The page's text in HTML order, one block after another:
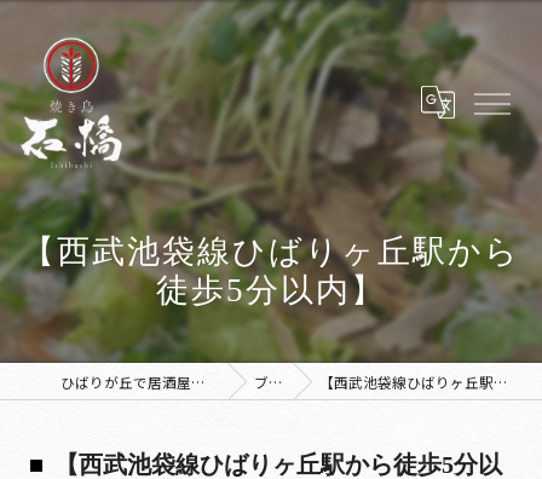
【西武池袋線ひばりヶ丘駅から
徒歩5分以内】
ひばりが丘で居酒屋なら焼き鳥 石橋 ブログ 【西武池袋線ひばりヶ丘駅から徒歩5分以内】
【西武池袋線ひばりヶ丘駅から徒歩5分以